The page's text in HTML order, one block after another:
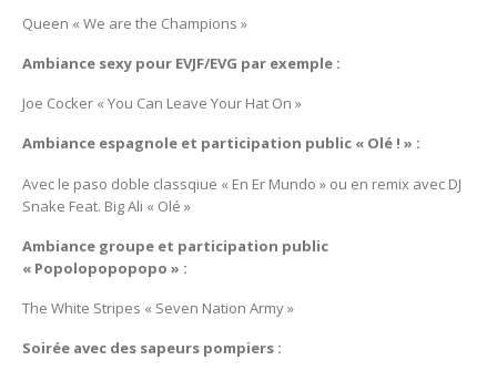
Queen « We are the Champions »
Ambiance sexy pour EVJF/EVG par exemple :
Joe Cocker « You Can Leave Your Hat On »
Ambiance espagnole et participation public « Olé ! » :
Avec le paso doble classqiue « En Er Mundo » ou en remix avec DJ
Snake Feat. Big Ali « Olé »
Ambiance groupe et participation public
« Popolopopopopo » :
The White Stripes « Seven Nation Army »
Soirée avec des sapeurs pompiers :